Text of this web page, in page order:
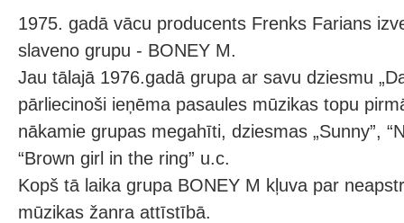
1975. gadā vācu producents Frenks Farians
slaveno grupu - BONEY M.
Jau tālajā 1976.gadā grupa ar savu dziesmu
pārliecinoši ieņēma pasaules mūzikas topu
nākamie grupas megahīti, dziesmas „Sunny”,
“Brown girl in the ring” u.c.
Kopš tā laika grupa BONEY M kļuva par
mūzikas žanra attīstībā.